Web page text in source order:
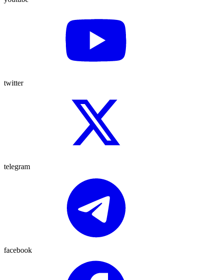
twitter
telegram
facebook